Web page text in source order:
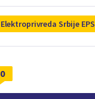
Elektroprivreda Srbije EPS
0